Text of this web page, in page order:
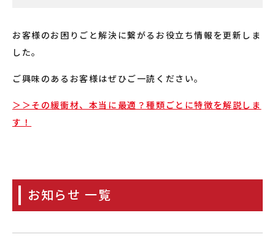
お客様のお困りごと解決に繋がるお役立ち情報を更新しま
した。
ご興味のあるお客様はぜひご一読ください。
＞＞その緩衝材、本当に最適？種類ごとに特徴を解説しま
す！
お知らせ 一覧